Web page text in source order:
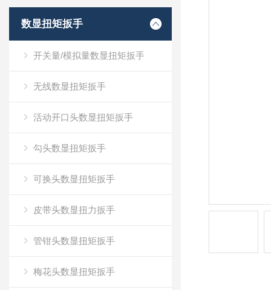
数显扭矩扳手
开关量/模拟量数显扭矩扳手
无线数显扭矩扳手
活动开口头数显扭矩扳手
勾头数显扭矩扳手
可换头数显扭矩扳手
皮带头数显扭力扳手
管钳头数显扭矩扳手
梅花头数显扭矩扳手